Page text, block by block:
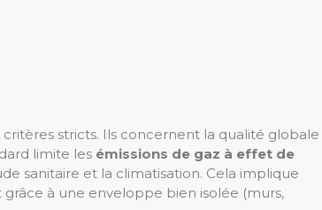
stricts. Ils concernent la qualité globale
limite les émissions de gaz à effet de
sanitaire et la climatisation. Cela implique
à une enveloppe bien isolée (murs,